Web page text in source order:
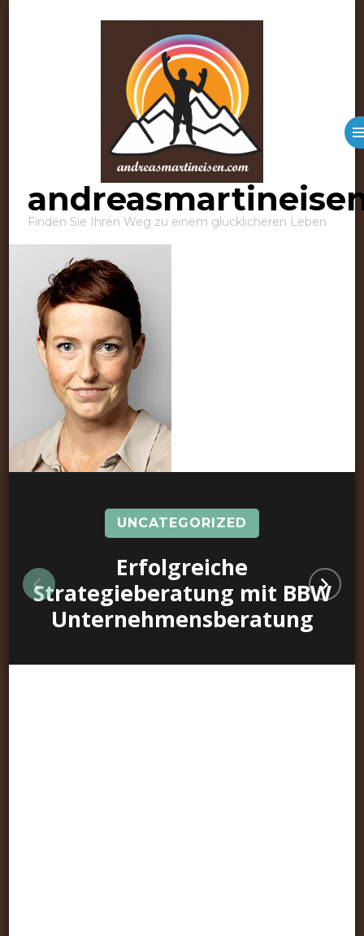
Finden Sie Ihren Weg zu einem glücklicheren Leben
UNCATEGORIZED
Erfolgreiche
Strategieberatung mit BBW
Unternehmensberatung